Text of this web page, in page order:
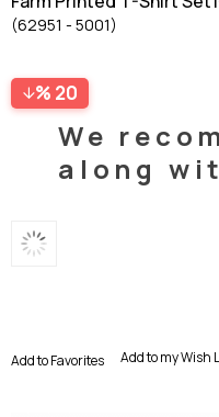
(62951 - 5001)
20
We
along
Add to Favorites Add to my Wish